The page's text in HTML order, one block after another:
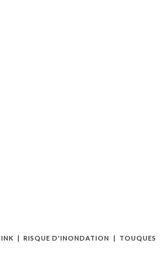
RISQUE D'INONDATION TOUQUES